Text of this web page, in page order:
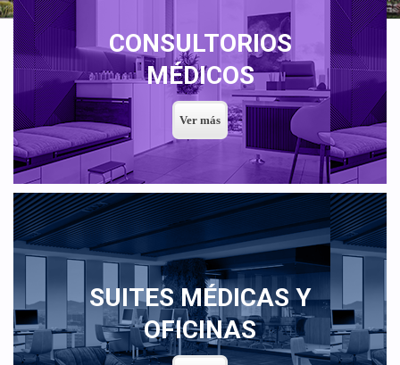
CONSULTORIOS
MÉDICOS
SUITES MÉDICAS Y
OFICINAS